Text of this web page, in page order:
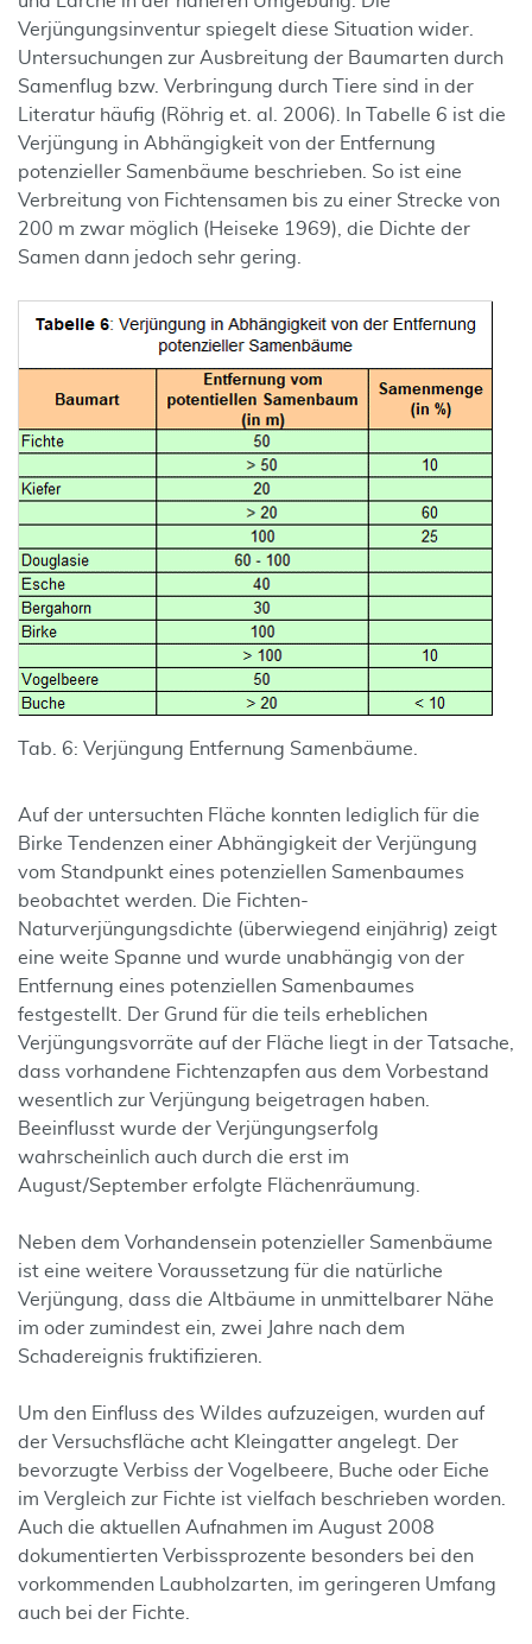
Verjüngungsinventur spiegelt diese Situation wider.
Untersuchungen zur Ausbreitung der Baumarten durch
Samenflug bzw. Verbringung durch Tiere sind in der
Literatur häufig (Röhrig et. al. 2006). In Tabelle 6 ist die
Verjüngung in Abhängigkeit von der Entfernung
potenzieller Samenbäume beschrieben. So ist eine
Verbreitung von Fichtensamen bis zu einer Strecke von
200 m zwar möglich (Heiseke 1969), die Dichte der
Samen dann jedoch sehr gering.
Tab. 6: Verjüngung Entfernung Samenbäume.
Auf der untersuchten Fläche konnten lediglich für die
Birke Tendenzen einer Abhängigkeit der Verjüngung
vom Standpunkt eines potenziellen Samenbaumes
beobachtet werden. Die Fichten-
Naturverjüngungsdichte (überwiegend einjährig) zeigt
eine weite Spanne und wurde unabhängig von der
Entfernung eines potenziellen Samenbaumes
festgestellt. Der Grund für die teils erheblichen
Verjüngungsvorräte auf der Fläche liegt in der Tatsache,
dass vorhandene Fichtenzapfen aus dem Vorbestand
wesentlich zur Verjüngung beigetragen haben.
Beeinflusst wurde der Verjüngungserfolg
wahrscheinlich auch durch die erst im
August/September erfolgte Flächenräumung.
Neben dem Vorhandensein potenzieller Samenbäume
ist eine weitere Voraussetzung für die natürliche
Verjüngung, dass die Altbäume in unmittelbarer Nähe
im oder zumindest ein, zwei Jahre nach dem
Schadereignis fruktifizieren.
Um den Einfluss des Wildes aufzuzeigen, wurden auf
der Versuchsfläche acht Kleingatter angelegt. Der
bevorzugte Verbiss der Vogelbeere, Buche oder Eiche
im Vergleich zur Fichte ist vielfach beschrieben worden.
Auch die aktuellen Aufnahmen im August 2008
dokumentierten Verbissprozente besonders bei den
vorkommenden Laubholzarten, im geringeren Umfang
auch bei der Fichte.